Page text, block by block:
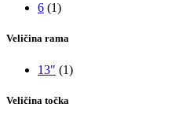
6 (1)
Veličina rama
13" (1)
Veličina točka